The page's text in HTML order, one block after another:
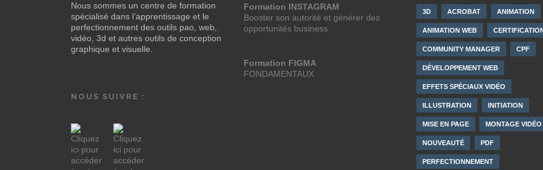
Nous sommes un centre de formation
spécialisé dans l’apprentissage et le
perfectionnement des outils pao, web,
vidéo, 3d et autres outils de conception
graphique et visuelle.
NOUS SUIVRE :
Formation INSTAGRAM
Booster son autorité et générer des
opportunités business
Formation FIGMA
FONDAMENTAUX
3D ACROBAT ANIMATION
ANIMATION WEB
COMMUNITY MANAGER CPF
DÉVELOPPEMENT WEB
EFFETS SPÉCIAUX VIDÉO
ILLUSTRATION INITIATION
MISE EN PAGE MONTAGE VIDÉO
NOUVEAUTÉ PDF
PERFECTIONNEMENT